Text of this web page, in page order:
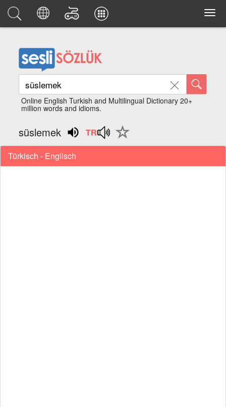
Online English Turkish and Multilingual Dictionary 20+
million words and idioms.
süslemek
Türkisch - Englisch